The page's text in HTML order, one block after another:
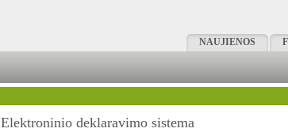
NAUJIENOS
Elektroninio deklaravimo sistema